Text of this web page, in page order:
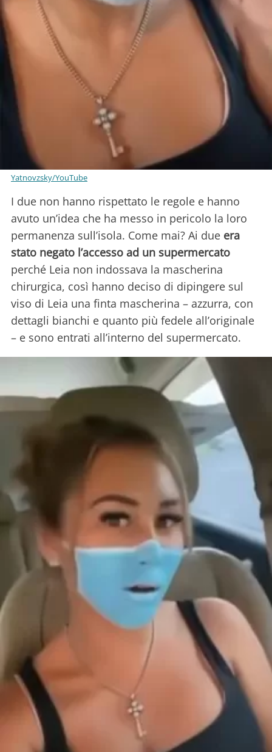
Yatnovzsky/YouTube
I due non hanno rispettato le regole e hanno
avuto un’idea che ha messo in pericolo la loro
permanenza sull’isola. Come mai? Ai due era
stato negato l’accesso ad un supermercato
perché Leia non indossava la mascherina
chirurgica, così hanno deciso di dipingere sul
viso di Leia una finta mascherina – azzurra, con
dettagli bianchi e quanto più fedele all’originale
– e sono entrati all’interno del supermercato.